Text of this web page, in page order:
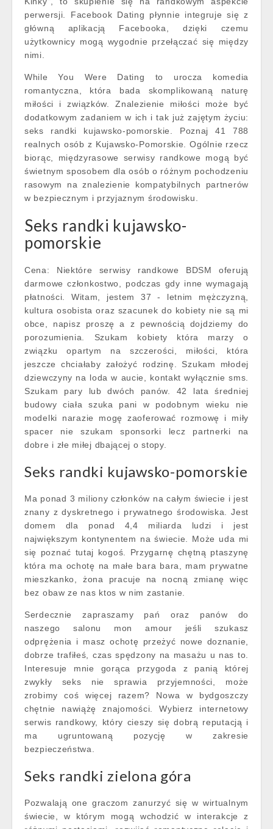
perwersji. Facebook Dating płynnie integruje się z
główną aplikacją Facebooka, dzięki czemu
użytkownicy mogą wygodnie przełączać się między
nimi.
While You Were Dating to urocza komedia
romantyczna, która bada skomplikowaną naturę
miłości i związków. Znalezienie miłości może być
dodatkowym zadaniem w ich i tak już zajętym życiu:
seks randki kujawsko-pomorskie. Poznaj 41 788
realnych osób z Kujawsko-Pomorskie. Ogólnie rzecz
biorąc, międzyrasowe serwisy randkowe mogą być
świetnym sposobem dla osób o różnym pochodzeniu
rasowym na znalezienie kompatybilnych partnerów
w bezpiecznym i przyjaznym środowisku.
Seks randki kujawsko-
pomorskie
Cena: Niektóre serwisy randkowe BDSM oferują
darmowe członkostwo, podczas gdy inne wymagają
płatności. Witam, jestem 37 - letnim mężczyzną,
kultura osobista oraz szacunek do kobiety nie są mi
obce, napisz proszę a z pewnością dojdziemy do
porozumienia. Szukam kobiety która marzy o
związku opartym na szczerości, miłości, która
jeszcze chciałaby założyć rodzinę. Szukam młodej
dziewczyny na loda w aucie, kontakt wyłącznie sms.
Szukam pary lub dwóch panów. 42 lata średniej
budowy ciała szuka pani w podobnym wieku nie
modelki narazie mogę zaoferować rozmowę i miły
spacer nie szukam sponsorki lecz partnerki na
dobre i złe miłej dbającej o stopy.
Seks randki kujawsko-pomorskie
Ma ponad 3 miliony członków na całym świecie i jest
znany z dyskretnego i prywatnego środowiska. Jest
domem dla ponad 4,4 miliarda ludzi i jest
największym kontynentem na świecie. Może uda mi
się poznać tutaj kogoś. Przygarnę chętną ptaszynę
która ma ochotę na małe bara bara, mam prywatne
mieszkanko, żona pracuje na nocną zmianę więc
bez obaw ze nas ktos w nim zastanie.
Serdecznie zapraszamy pań oraz panów do
naszego salonu mon amour jeśli szukasz
odprężenia i masz ochotę przeżyć nowe doznanie,
dobrze trafiłeś, czas spędzony na masażu u nas to.
Interesuje mnie gorąca przygoda z panią której
zwykły seks nie sprawia przyjemności, może
zrobimy coś więcej razem? Nowa w bydgoszczy
chętnie nawiążę znajomości. Wybierz internetowy
serwis randkowy, który cieszy się dobrą reputacją i
ma ugruntowaną pozycję w zakresie
bezpieczeństwa.
Seks randki zielona góra
Pozwalają one graczom zanurzyć się w wirtualnym
świecie, w którym mogą wchodzić w interakcje z